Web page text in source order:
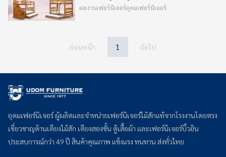
ผลงานเฟอร์นิเจอร์อุดมเฟอร์นิเจอร์
ก่อนหน้า 1 ถัดไป
อุดมเฟอร์นิเจอร์ ผู้ผลิตและจำหน่ายเฟอร์นิเจอร์ไม้สักแท้จากโรงงานโดยตรง
เชี่ยวชาญด้านเตียงไม้สัก เตียงสองชั้น ตู้เสื้อผ้า และเฟอร์นิเจอร์บิ้วอิน
ประสบการณ์กว่า 49 ปี สินค้าคุณภาพ แข็งแรง ทนทาน ส่งทั่วไทย